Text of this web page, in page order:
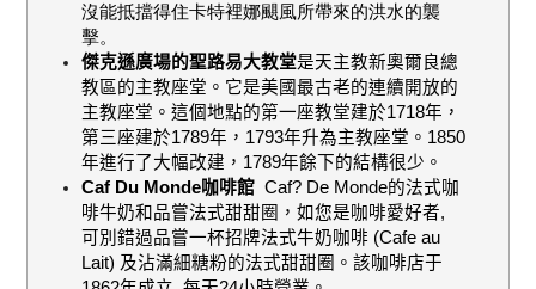
沒能抵擋得住卡特裡娜颶風所帶來的洪水的襲
擊。
傑克遜廣場的聖路易大教堂是天主教新奧爾良總
教區的主教座堂。它是美國最古老的連續開放的
主教座堂。這個地點的第一座教堂建於1718年，
第三座建於1789年， 1793年升為主教座堂。 1850
年進行了大幅改建， 1789年餘下的結構很少。
Caf Du Monde咖啡館Caf? De Monde的法式咖
啡牛奶和品嘗法式甜甜圈，如您是咖啡愛好者,
可別錯過品嘗一杯招牌法式牛奶咖啡 (Cafe au
Lait) 及沾滿細糖粉的法式甜甜圈。該咖啡店于